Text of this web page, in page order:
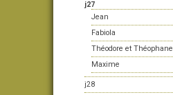
j27
Jean
Fabiola
Théodore et Théophane
Maxime
j28